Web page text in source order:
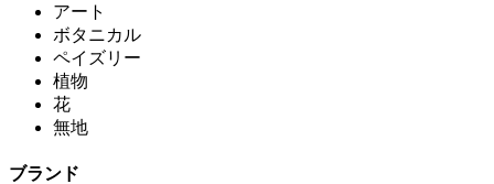
アート
ボタニカル
ペイズリー
植物
花
無地
ブランド